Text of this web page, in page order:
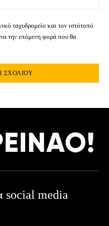
ταχυδρομείο και τον ιστότοπό
την επόμενη φορά που θα
social media